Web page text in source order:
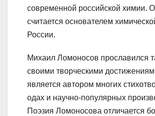
современной российской химии.
считается основателем
России.
Михаил Ломоносов прославился
своими творческими
является автором многих
одах и научно-популярных
Поэзия Ломоносова отличается